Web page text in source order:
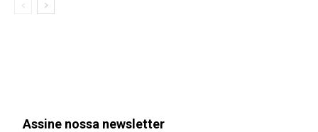
Assine nossa newsletter